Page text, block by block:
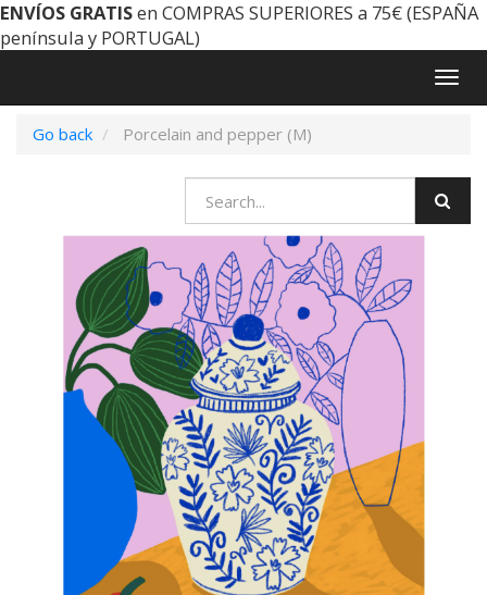
ENVÍOS GRATISen COMPRAS SUPERIORES a 75€ (ESPAÑA
península y PORTUGAL)
Go back
Porcelain and pepper (M)